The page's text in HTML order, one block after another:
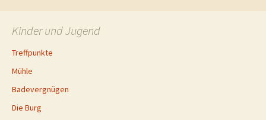
Kinder und Jugend
Treffpunkte
Mühle
Badevergnügen
Die Burg